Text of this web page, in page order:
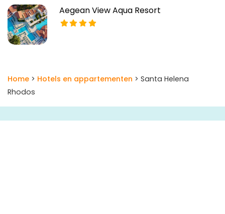
Aegean View Aqua Resort
Home > Hotels en appartementen > Santa Helena
Rhodos